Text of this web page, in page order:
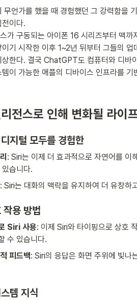
무언가를 했을 때 경험했던 그 강력함을
이다.
가 구동되는 아이폰 16 시리즈부터 맥
기 시작한 이후 1~2년 뒤부터 그들의
상한다. 결국 ChatGPT도 컴퓨터와 디바
이 가능한 애플의 디바이스 인프라를
전스로 인해 변화될 라이
지털 모두를 경험한
: Siri는 이제 더 효과적으로 자연어를 이
습니다.
: Siri는 대화의 맥락을 유지하여 더 유창하
작용 방법
Siri 사용: 이제 Siri와 타이핑으로 상호
수 있습니다.
피드백: Siri의 응답은 화면 주위에 빛나
템 지식